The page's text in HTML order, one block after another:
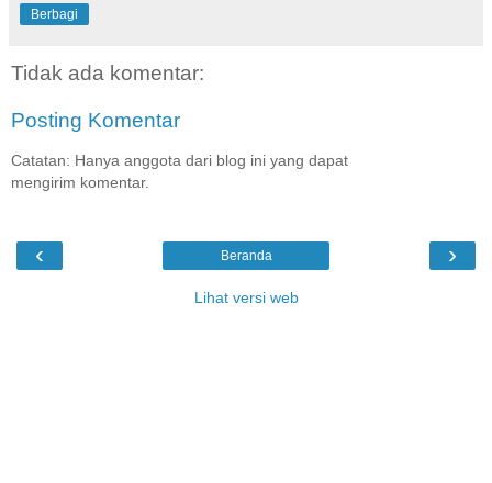
Berbagi
Tidak ada komentar:
Posting Komentar
Catatan: Hanya anggota dari blog ini yang dapat
mengirim komentar.
‹ ›
Beranda
Lihat versi web